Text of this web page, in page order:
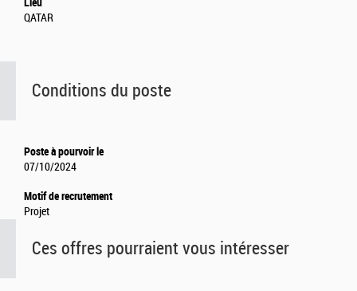
QATAR
Conditions du poste
Poste à pourvoir le
07/10/2024
Motif de recrutement
Projet
Ces offres pourraient vous intéresser